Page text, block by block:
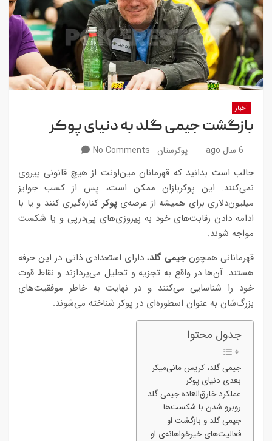
اخبار
بازگشت جیمی گلد به دنیای پوکر
6 سال ago پوکرستان No Comments
جالب است بدانید که قهرمانان مین‌اونت از هیچ قانونی پیروی
نمی‌کنند. این پوکربازان ممکن است، پس از کسب جوایز
میلیون‌دلاری برای همیشه از عرصه‌یپوکر کناره‌گیری کنند و یا با
ادامه دادن رقابت‌های خود به پیروزی‌های پی‌درپی و یا شکست
مواجه شوند.
قهرمانانی همچونجیمی گلد، دارای استعدادی ذاتی در این حرفه
هستند. آن‌ها در واقع به تجزیه و تحلیل می‌پردازند و نقاط قوت
خود را شناسایی می‌کنند و در نهایت به خاطر موفقیت‌های
بزرگ‌شان به عنوان اسطوره‌ای در پوکر شناخته می‌شوند.
جدول محتوا
جیمی گلد، کریس مانی‌میکر
بعدی دنیای پوکر
عملکرد خارق‌العاده جیمی گلد
روبرو شدن با شکست‌‌ها
جیمی گلد و بازگشت او
فعالیت‌های خیرخواهانه‌ی او